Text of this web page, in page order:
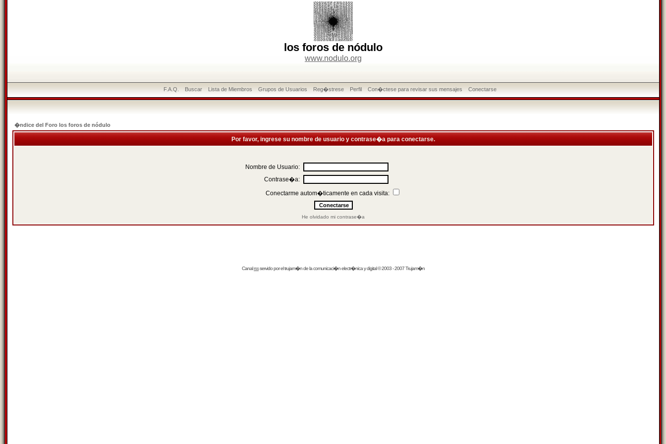
los foros de nódulo
www.nodulo.org
F.A.Q. Buscar Lista de Miembros Grupos de Usuarios Reg�strese Perfil Con�ctese para revisar sus mensajes Conectarse
�ndice del Foro los foros de nódulo
Por favor, ingrese su nombre de usuario y contrase�a para conectarse.
Nombre de Usuario:
Contrase�a:
Conectarme autom�ticamente en cada visita:
He olvidado mi contrase�a
Canalrssservido por eltrujam�nde la comunicaci�n electr�nica y digital © 2003 - 2007 Trujam�n